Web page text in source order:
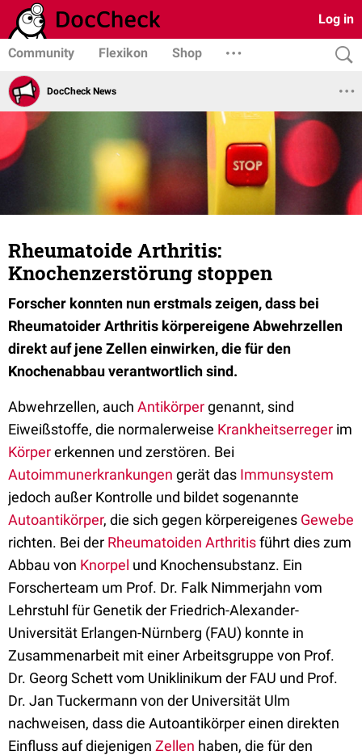
Log in
Community Flexikon Shop
DocCheck News
Rheumatoide Arthritis:
Knochenzerstörung stoppen
Forscher konnten nun erstmals zeigen, dass bei
Rheumatoider Arthritis körpereigene Abwehrzellen
direkt auf jene Zellen einwirken, die für den
Knochenabbau verantwortlich sind.
Abwehrzellen, auch Antikörpergenannt, sind
Eiweißstoffe, die normalerweise Krankheitserreger im
Körpererkennen und zerstören. Bei
Autoimmunerkrankungen gerät das Immunsystem
jedoch außer Kontrolle und bildet sogenannte
Autoantikörper, die sich gegen körpereigenes Gewebe
richten. Bei der Rheumatoiden Arthritisführt dies zum
Abbau von Knorpel und Knochensubstanz. Ein
Forscherteam um Prof. Dr. Falk Nimmerjahn vom
Lehrstuhl für Genetik der Friedrich-Alexander-
Universität Erlangen-Nürnberg (FAU) konnte in
Zusammenarbeit mit einer Arbeitsgruppe von Prof.
Dr. Georg Schett vom Uniklinikum der FAU und Prof.
Dr. Jan Tuckermann von der Universität Ulm
nachweisen, dass die Autoantikörper einen direkten
Einfluss auf diejenigen Zellen haben, die für den